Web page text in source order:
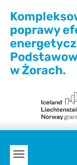
poprawy
w Żorach.